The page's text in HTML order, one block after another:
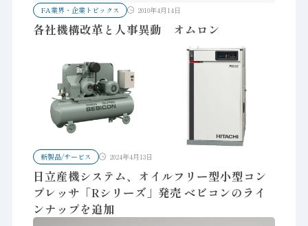
FA業界・企業トピックス 2010年4月14日
各社機構改革と人事異動 オムロン
新製品/サービス 2024年4月13日
日立産機システム、オイルフリー型小型コン
プレッサ「Rシリーズ」発売 ベビコンのライ
ンナップを追加